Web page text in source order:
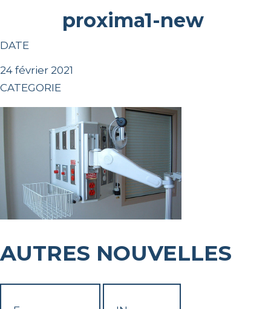
proxima1-new
DATE
24 février 2021
CATEGORIE
AUTRES NOUVELLES